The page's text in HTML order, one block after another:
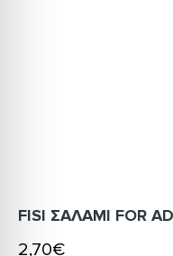
FISI ΣΑΛΑΜΙ FOR
2,70€